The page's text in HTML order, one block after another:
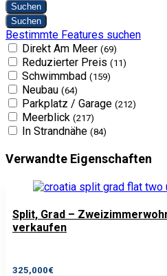
Bestimmte Features suchen
Direkt Am Meer (69)
Reduzierter Preis (11)
Schwimmbad (159)
Neubau (64)
Parkplatz / Garage (212)
Meerblick (217)
In Strandnähe (84)
Verwandte Eigenschaften
Split, Grad –
verkaufen
325,000€